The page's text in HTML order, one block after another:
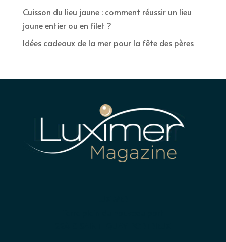
Cuisson du lieu jaune : comment réussir un lieu
jaune entier ou en filet ?
Idées cadeaux de la mer pour la fête des pères